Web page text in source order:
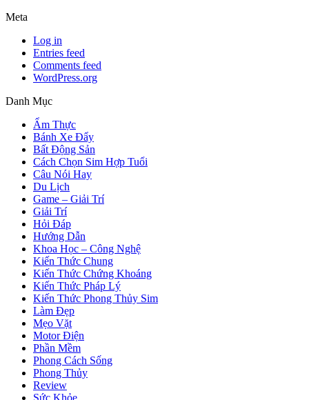
Meta
Log in
Entries feed
Comments feed
WordPress.org
Danh Mục
Ẩm Thực
Bánh Xe Đẩy
Bất Động Sản
Cách Chọn Sim Hợp Tuổi
Câu Nói Hay
Du Lịch
Game – Giải Trí
Giải Trí
Hỏi Đáp
Hướng Dẫn
Khoa Học – Công Nghệ
Kiến Thức Chung
Kiến Thức Chứng Khoáng
Kiến Thức Pháp Lý
Kiến Thức Phong Thủy Sim
Làm Đẹp
Mẹo Vặt
Motor Điện
Phần Mềm
Phong Cách Sống
Phong Thủy
Review
Sức Khỏe